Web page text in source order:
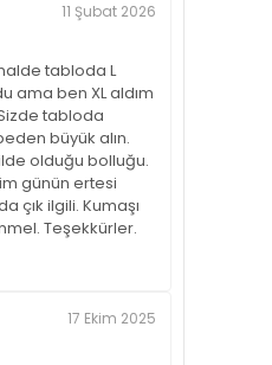
11 Şubat 2026
tabloda L
ama ben XL aldım
tabloda
büyük alın.
olduğu bolluğu.
günün ertesi
çık ilgili. Kumaşı
Teşekkürler.
17 Ekim 2025